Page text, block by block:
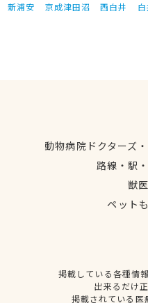
新浦安 京成津田沼 西白井
動物病院ドクターズ
路線・駅
獣
ペット
掲載している各種情
出来るだけ
掲載されている医